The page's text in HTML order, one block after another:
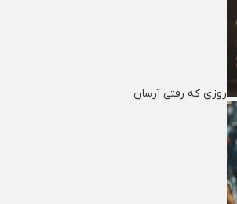
روزی که رفتی آرسان